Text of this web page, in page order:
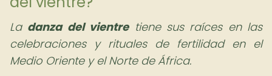
La danza del vientretiene sus raíces en las
celebraciones y rituales de fertilidad en el
Medio Oriente y el Norte de África.